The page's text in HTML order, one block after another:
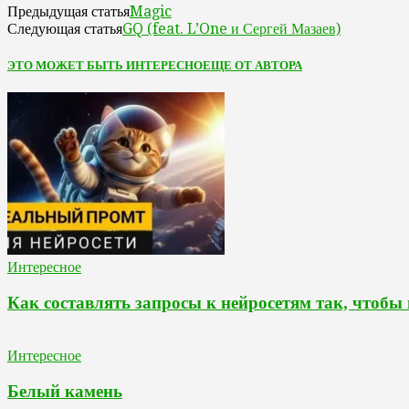
Предыдущая статьяMagic
Следующая статьяGQ (feat. L’One и Сергей Мазаев)
ЭТО МОЖЕТ БЫТЬ ИНТЕРЕСНОЕЩЕ ОТ АВТОРА
Интересное
Как составлять запросы к нейросетям так,
Интересное
Белый камень